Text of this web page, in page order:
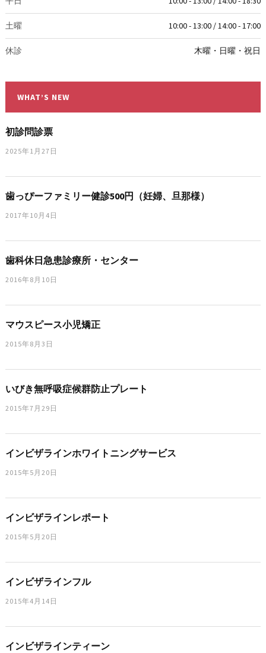
土曜 10:00 - 13:00 / 14:00 - 17:00
休診 木曜・日曜・祝日
WHAT’S NEW
初診問診票
2025年1月27日
歯っぴーファミリー健診500円（妊婦、旦那様）
2017年10月4日
歯科休日急患診療所・センター
2016年8月10日
マウスピース小児矯正
2015年8月3日
いびき無呼吸症候群防止プレート
2015年7月29日
インビザラインホワイトニングサービス
2015年5月20日
インビザラインレポート
2015年5月20日
インビザラインフル
2015年4月14日
インビザラインティーン